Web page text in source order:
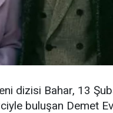
dizisi Bahar, 13
buluşan Demet